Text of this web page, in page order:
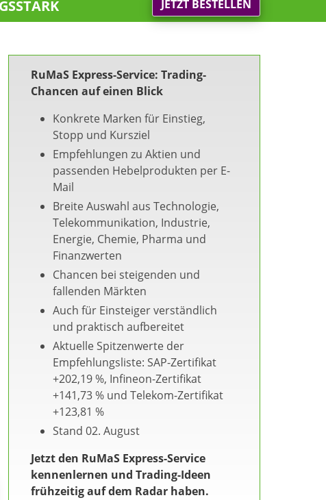
JETZT BESTELLEN
RuMaS Express-Service: Trading-
Chancen auf einen Blick
Konkrete Marken für Einstieg,
Stopp und Kursziel
Empfehlungen zu Aktien und
passenden Hebelprodukten per E-
Mail
Breite Auswahl aus Technologie,
Telekommunikation, Industrie,
Energie, Chemie, Pharma und
Finanzwerten
Chancen bei steigenden und
fallenden Märkten
Auch für Einsteiger verständlich
und praktisch aufbereitet
Aktuelle Spitzenwerte der
Empfehlungsliste: SAP-Zertifikat
+202,19 %, Infineon-Zertifikat
+141,73 % und Telekom-Zertifikat
+123,81 %
Stand 02. August
Jetzt den RuMaS Express-Service
kennenlernen und Trading-Ideen
frühzeitig auf dem Radar haben.